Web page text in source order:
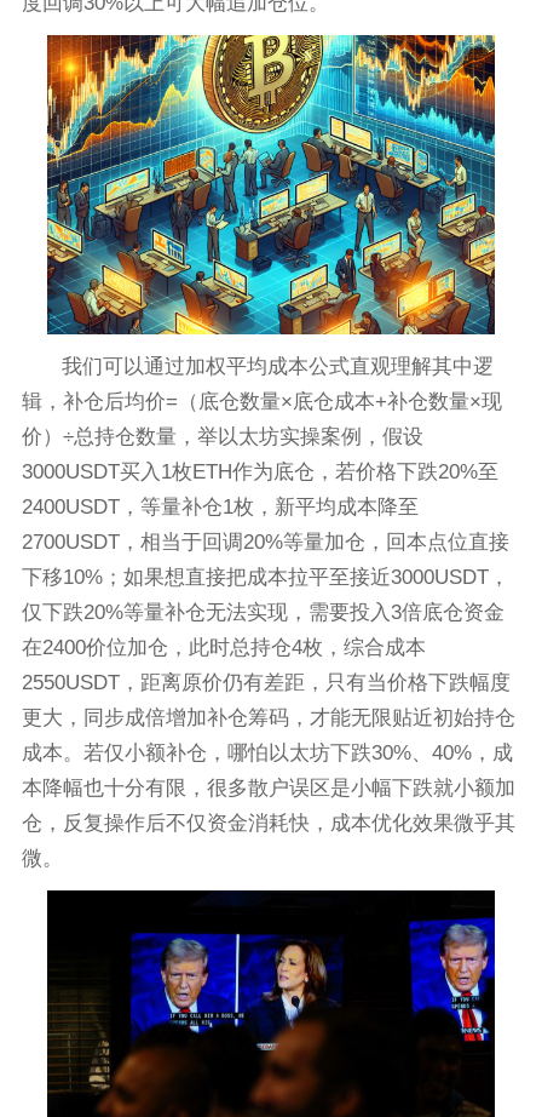
我们可以通过加权平均成本公式直观理解其中逻
辑，补仓后均价=（底仓数量×底仓成本+补仓数量×现
价）÷总持仓数量，举以太坊实操案例，假设
3000USDT买入1枚ETH作为底仓，若价格下跌20%至
2400USDT，等量补仓1枚，新平均成本降至
2700USDT，相当于回调20%等量加仓，回本点位直接
下移10%；如果想直接把成本拉平至接近3000USDT，
仅下跌20%等量补仓无法实现，需要投入3倍底仓资金
在2400价位加仓，此时总持仓4枚，综合成本
2550USDT，距离原价仍有差距，只有当价格下跌幅度
更大，同步成倍增加补仓筹码，才能无限贴近初始持仓
成本。若仅小额补仓，哪怕以太坊下跌30%、40%，成
本降幅也十分有限，很多散户误区是小幅下跌就小额加
仓，反复操作后不仅资金消耗快，成本优化效果微乎其
微。